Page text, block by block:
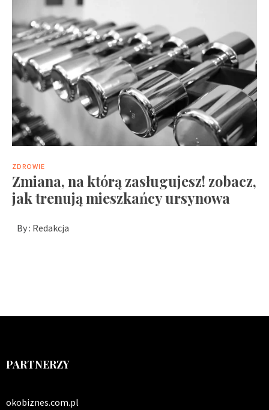
ZDROWIE
Zmiana, na którą zasługujesz! zobacz,
jak trenują mieszkańcy ursynowa
By : Redakcja
PARTNERZY
okobiznes.com.pl